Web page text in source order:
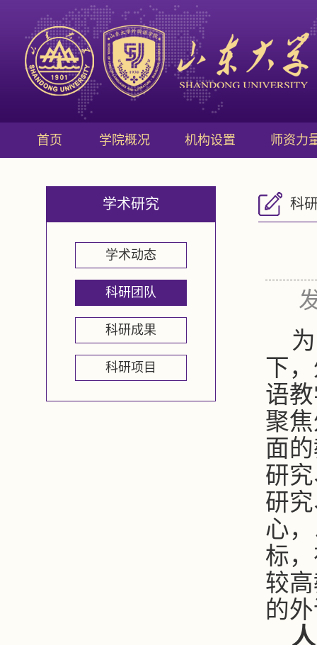
首页 学院概况 机构设置 师资力
学术研究
学术动态
科研团队
科研成果
科研项目
科
下
语
聚
面
研
研
心
标
较
的